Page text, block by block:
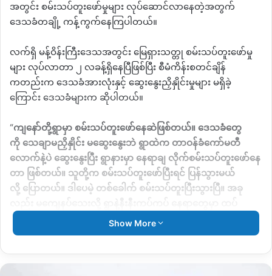
အတွင်း စမ်းသပ်တူးဖော်မှုများ လုပ်ဆောင်လာနေတဲ့အတွက်
ဒေသခံတချို့ ကန့်ကွက်နေကြပါတယ်။
လက်ရှိ မန့်ဝိန်းကြီးဒေသအတွင်း မြေရှားသတ္တု စမ်းသပ်တူးဖော်မှု
များ လုပ်လာတာ ၂ လခန့်ရှိနေပြီဖြစ်ပြီး စီမံကိန်းစတင်ချိန်
ကတည်းက ဒေသခံအားလုံးနှင့် ဆွေးနွေးညှိနှိုင်းမှုများ မရှိခဲ့
ကြောင်း ဒေသခံများက ဆိုပါတယ်။
“ကျနော်တို့ရွာမှာ စမ်းသပ်တူးဖော်နေဆဲဖြစ်တယ်။ ဒေသခံတွေ
ကို သေချာမညှိနှိုင်း မဆွေးနွေးဘဲ ရွာထဲက တာဝန်ခံကော်မတီ
လောက်နဲ့ပဲ ဆွေးနွေးပြီး ရွာနားမှာ နေရာချ လိုက်စမ်းသပ်တူးဖော်နေ
တာ ဖြစ်တယ်။ သူတို့က စမ်းသပ်တူးဖော်ပြီးရင် ပြန်သွားမယ်
လို့ ပြောတယ်။ ဒါပေမဲ့ တစ်ခေါက် စမ်းသပ်တူးပြီးသွားပြီ။ အခု
ပြီး
ဖြစ်တယ်
က ပြောပါတယ်။
လက်ရှိ
Show More